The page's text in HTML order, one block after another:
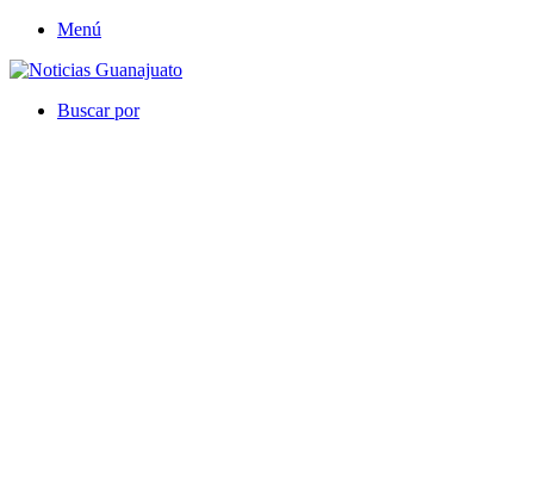
Menú
Buscar por